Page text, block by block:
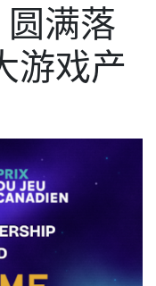
满落
游戏产